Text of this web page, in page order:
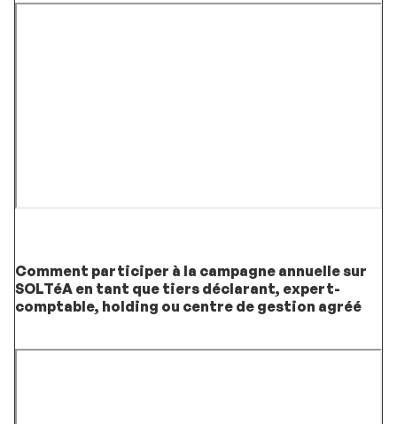
Comment participer à la campagne annuelle sur
SOLTéA en tant que tiers déclarant, expert-
comptable, holding ou centre de gestion agréé